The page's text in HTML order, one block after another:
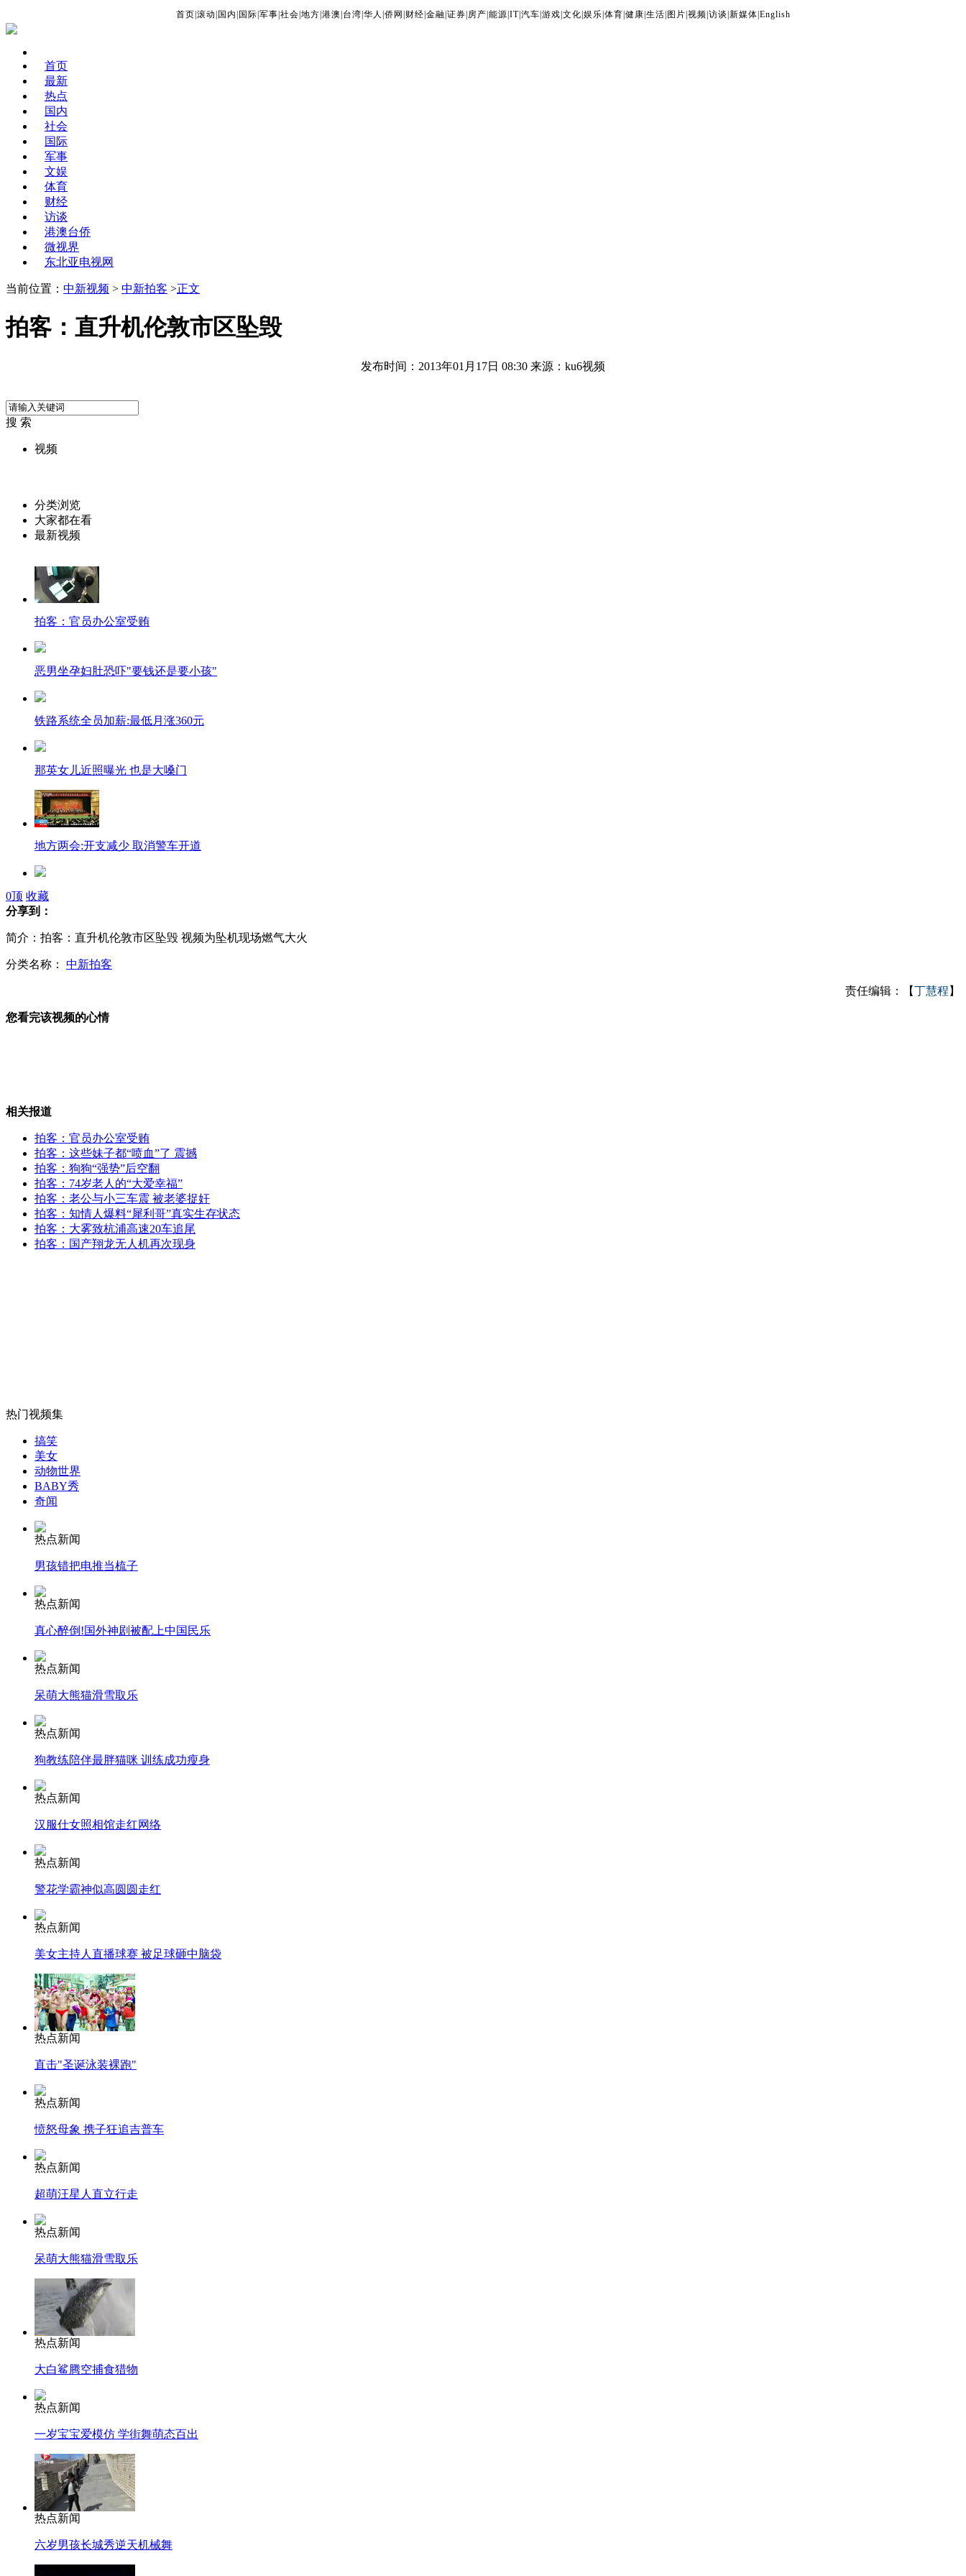
首页 滚动 国内 国际 军事 社会 地方 港澳 台湾 华人 侨网 财经 金融 证券 房产 能源 IT| 汽车 游戏 文化 娱乐 体育 健康 生活 图片 视频 访谈 新媒体 English
首页
最新
热点
国内
社会
国际
军事
文娱
体育
财经
访谈
港澳台侨
微视界
东北亚电视网
当前位置： 中新视频 > 中新拍客 >正文
拍客：直升机伦敦市区坠毁
发布时间：2013年01月17日 08:30 来源：ku6视频
搜 索
视频
分类浏览
大家都在看
最新视频
拍客：官员办公室受贿
恶男坐孕妇肚恐吓"要钱还是要小孩"
铁路系统全员加薪:最低月涨360元
那英女儿近照曝光 也是大嗓门
地方两会:开支减少 取消警车开道
大用集团被曝加工病死鸡卖给洋快餐
男子欲拍照赞城管 不料城管抢手机
寿衣店公交站挂花圈做广告引热议
山西运城恶犬咬伤多人 警民合力深夜将其击毙
女孩北京地铁殴打老人 痛下狠手拳打脚踢
安徽一实载49人客车翻车
走！跟着总书记去植树
消防员救轻生者
纽约上演“枕头大战”
司机酒驾遇交警 急速倒车逃窜
0顶 收藏
分享到：
简介：拍客：直升机伦敦市区坠毁 视频为坠机现场燃气大火
分类名称： 中新拍客
责任编辑：【丁慧程 】
您看完该视频的心情
相关报道
拍客：官员办公室受贿
拍客：这些妹子都“喷血”了 震撼
拍客：狗狗“强势”后空翻
拍客：74岁老人的“大爱幸福”
拍客：老公与小三车震 被老婆捉奸
拍客：知情人爆料“犀利哥”真实生存状态
拍客：大雾致杭浦高速20车追尾
拍客：国产翔龙无人机再次现身
热门视频集
搞笑
美女
动物世界
BABY秀
奇闻
热点新闻
男孩错把电推当梳子
热点新闻
真心醉倒!国外神剧被配上中国民乐
热点新闻
呆萌大熊猫滑雪取乐
热点新闻
狗教练陪伴最胖猫咪 训练成功瘦身
热点新闻
汉服仕女照相馆走红网络
热点新闻
警花学霸神似高圆圆走红
热点新闻
美女主持人直播球赛 被足球砸中脑袋
热点新闻
直击"圣诞泳装裸跑"
热点新闻
愤怒母象 携子狂追吉普车
热点新闻
超萌汪星人直立行走
热点新闻
呆萌大熊猫滑雪取乐
热点新闻
大白鲨腾空捕食猎物
热点新闻
一岁宝宝爱模仿 学街舞萌态百出
热点新闻
六岁男孩长城秀逆天机械舞